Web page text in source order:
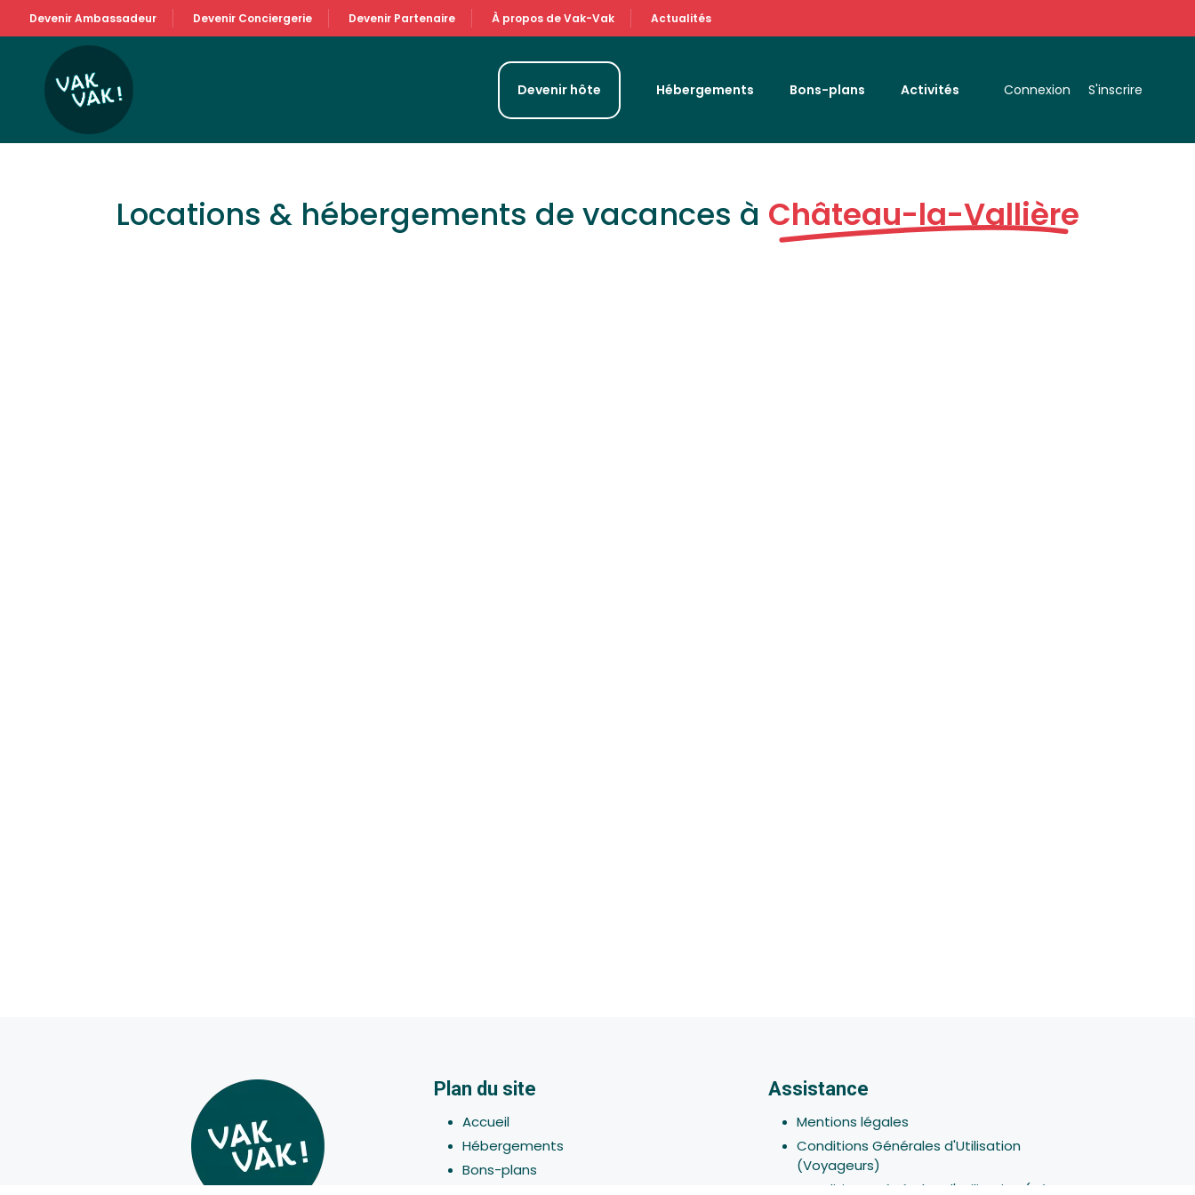
Devenir Ambassadeur Devenir Conciergerie Devenir Partenaire À propos de Vak-Vak Actualités
Devenir hôte Hébergements Bons-plans Activités Connexion S'inscrire
Locations & hébergements de vacances à Château-la-Vallière
Plan du site
Accueil
Hébergements
Bons-plans
Assistance
Mentions légales
Conditions Générales d'Utilisation
(Voyageurs)
Conditions Générales d'Utilisation (Hôtes -